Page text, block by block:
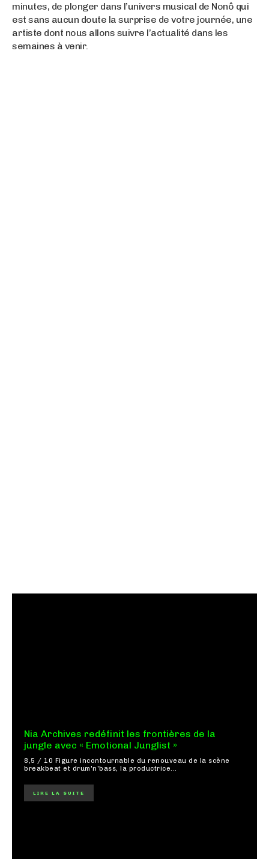
minutes, de plonger dans l’univers musical de Nonô qui
est sans aucun doute la surprise de votre journée, une
artiste dont nous allons suivre l’actualité dans les
semaines à venir.
Nia Archives redéfinit les frontières de la
jungle avec « Emotional Junglist »
8,5 / 10 Figure incontournable du renouveau de la scène
breakbeat et drum'n'bass, la productrice...
LIRE LA SUITE